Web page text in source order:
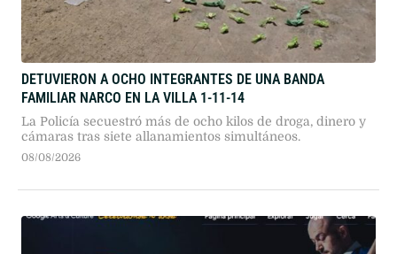
DETUVIERON A OCHO INTEGRANTES DE UNA BANDA
FAMILIAR NARCO EN LA VILLA 1-11-14
La Policía secuestró más de ocho kilos de droga, dinero y
cámaras tras siete allanamientos simultáneos.
08/08/2026